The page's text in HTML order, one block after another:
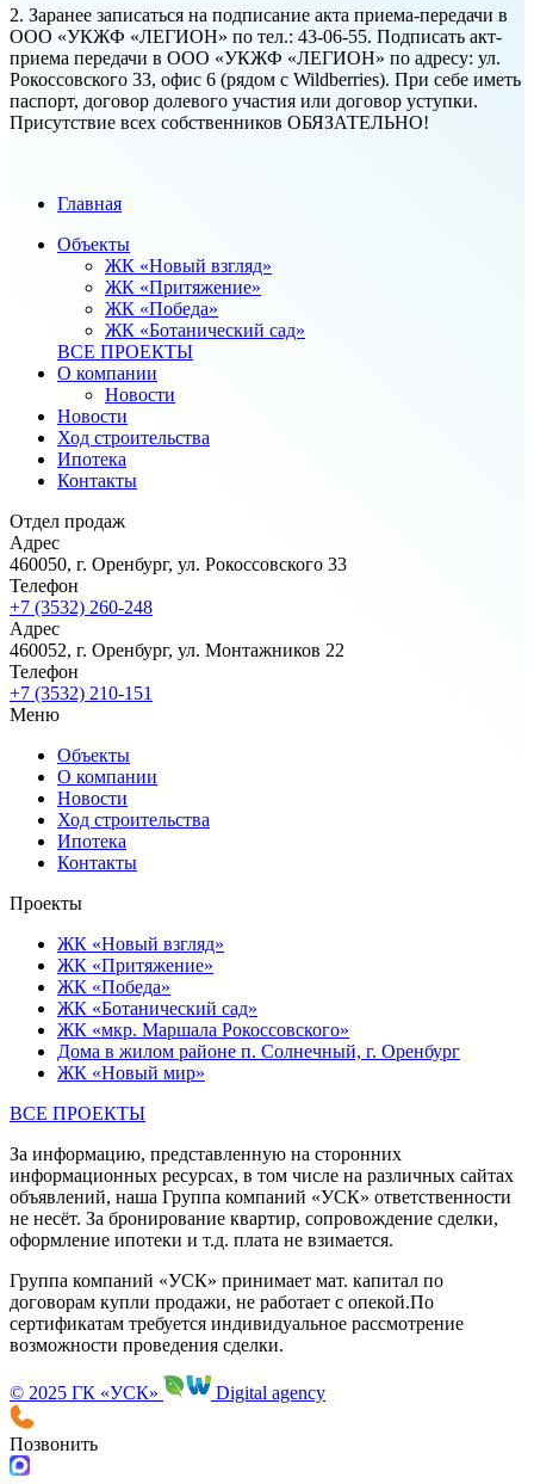
2. Заранее записаться на подписание акта приема-передачи в
ООО «УКЖФ «ЛЕГИОН» по тел.: 43-06-55. Подписать акт-
приема передачи в ООО «УКЖФ «ЛЕГИОН» по адресу: ул.
Рокоссовского 33, офис 6 (рядом с Wildberries). При себе иметь
паспорт, договор долевого участия или договор уступки.
Присутствие всех собственников ОБЯЗАТЕЛЬНО!
Главная
Объекты
ЖК «Новый взгляд»
ЖК «Притяжение»
ЖК «Победа»
ЖК «Ботанический сад»
ВСЕ ПРОЕКТЫ
О компании
Новости
Новости
Ход строительства
Ипотека
Контакты
Отдел продаж
Адрес
460050, г. Оренбург, ул. Рокоссовского 33
Телефон
+7 (3532) 260-248
Адрес
460052, г. Оренбург, ул. Монтажников 22
Телефон
+7 (3532) 210-151
Меню
Объекты
О компании
Новости
Ход строительства
Ипотека
Контакты
Проекты
ЖК «Новый взгляд»
ЖК «Притяжение»
ЖК «Победа»
ЖК «Ботанический сад»
ЖК «мкр. Маршала Рокоссовского»
Дома в жилом районе п. Солнечный, г. Оренбург
ЖК «Новый мир»
ВСЕ ПРОЕКТЫ
За информацию, представленную на сторонних
информационных ресурсах, в том числе на различных сайтах
объявлений, наша Группа компаний «УСК» ответственности
не несёт. За бронирование квартир, сопровождение сделки,
оформление ипотеки и т.д. плата не взимается.
Группа компаний «УСК» принимает мат. капитал по
договорам купли продажи, не работает с опекой.По
сертификатам требуется индивидуальное рассмотрение
возможности проведения сделки.
© 2025 ГК «УСК» Digital agency
Позвонить